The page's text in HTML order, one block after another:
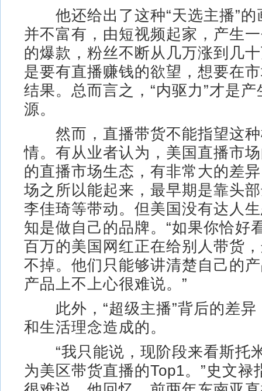
他还给出了这种“天选主播”的
并不富有，由短视频起家，产生
的爆款，粉丝不断从几万涨到几
是要有直播赚钱的欲望，想要在
结果。总而言之，“内驱力”才是
源。
然而，直播带货不能指望这种
情。有从业者认为，美国直播市
的直播市场生态，有非常大的差
场之所以能起来，最早期是靠头
李佳琦等带动。但美国没有达人
知是做自己的品牌。“如果你恰好
百万的美国网红正在给别人带货
不掉。他们只能够讲清楚自己的
产品上不上心很难说。”
此外，“超级主播”背后的差异
和生活理念造成的。
“我只能说，现阶段来看斯托
为美区带货直播的Top1。”史文禄